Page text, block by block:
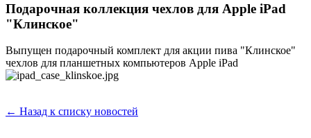
Подарочная коллекция чехлов для Apple iPad
"Клинское"
Выпущен подарочный комплект для акции пива "Клинское"
чехлов для планшетных компьютеров Apple iPad
← Назад к списку новостей